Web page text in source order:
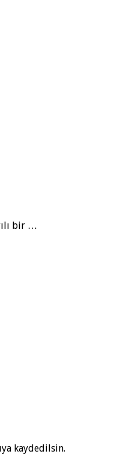
bir …
kaydedilsin.